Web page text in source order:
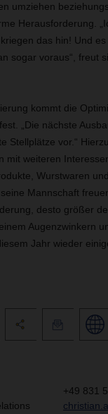
umziehen
Herausforderung.
das hin! Und
sogar voraus“, freut
kommt die
„Die nächste
Stellplätze vor.“
mit weiteren
Wurstwaren
Mannschaft
desto größer
Augenzwinkern
Jahr wieder
+49 831